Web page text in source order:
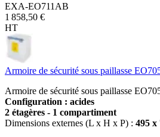
EXA-EO711AB
1 858,50 €
HT
Armoire de sécurité sous paillasse
Armoire de sécurité sous paillasse
Configuration : acides
2 étagères - 1 compartiment
Dimensions externes (L x H x P) : 495 x